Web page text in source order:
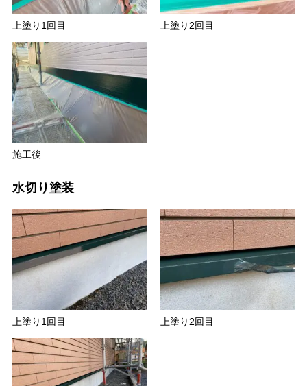
上塗り1回目 上塗り2回目
施工後
水切り塗装
上塗り1回目 上塗り2回目